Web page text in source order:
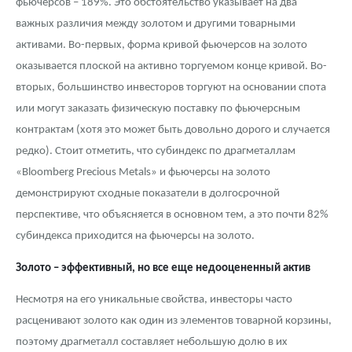
фьючерсов – 189%. Это обстоятельство указывает на два
важных различия между золотом и другими товарными
активами. Во-первых, форма кривой фьючерсов на золото
оказывается плоской на активно торгуемом конце кривой. Во-
вторых, большинство инвесторов торгуют на основании спота
или могут заказать физическую поставку по фьючерсным
контрактам (хотя это может быть довольно дорого и случается
редко). Стоит отметить, что субиндекс по драгметаллам
«Bloomberg Precious Metals» и фьючерсы на золото
демонстрируют сходные показатели в долгосрочной
перспективе, что объясняется в основном тем, а это почти 82%
субиндекса приходится на фьючерсы на золото.
Золото – эффективный, но все еще недооцененный актив
Несмотря на его уникальные свойства, инвесторы часто
расценивают золото как один из элементов товарной корзины,
поэтому драгметалл составляет небольшую долю в их